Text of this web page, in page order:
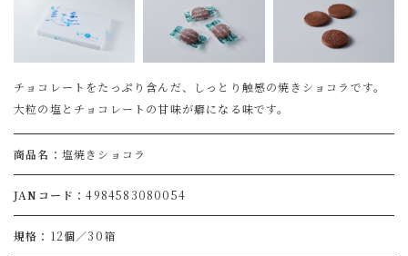
チョコレートをたっぷり含んだ、しっとり触感の焼きショコラです。
大粒の塩とチョコレートの甘味が癖になる味です。
商品名 塩焼きショコラ
JANコード 4984583080054
規格 12個／30箱